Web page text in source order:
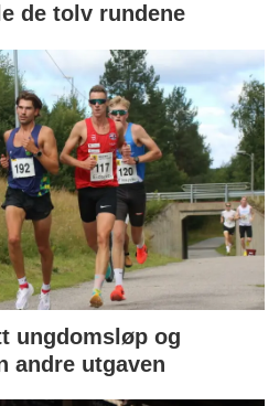
de tolv rundene
ungdomsløp og
andre utgaven